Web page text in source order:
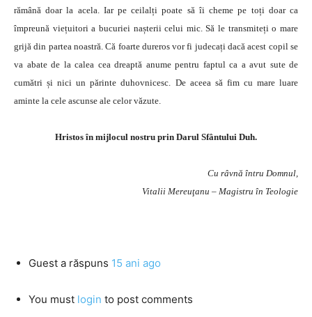
rămână doar la acela. Iar pe ceilalți poate să îi cheme pe toți doar ca
împreună viețuitori a bucuriei nașterii celui mic. Să le transmiteți o mare
grijă din partea noastră. Că foarte dureros vor fi judecați dacă acest copil se
va abate de la calea cea dreaptă anume pentru faptul ca a avut sute de
cumătri și nici un părinte duhovnicesc. De aceea să fim cu mare luare
aminte la cele ascunse ale celor văzute.
Hristos în mijlocul nostru prin Darul Sfântului Duh.
Cu râvnă întru Domnul,
Vitalii Mereuţanu – Magistru în Teologie
Guest a răspuns 15 ani ago
You must login to post comments